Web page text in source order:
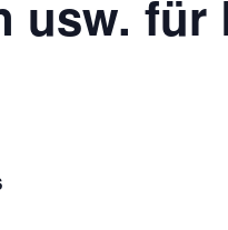
usw. für